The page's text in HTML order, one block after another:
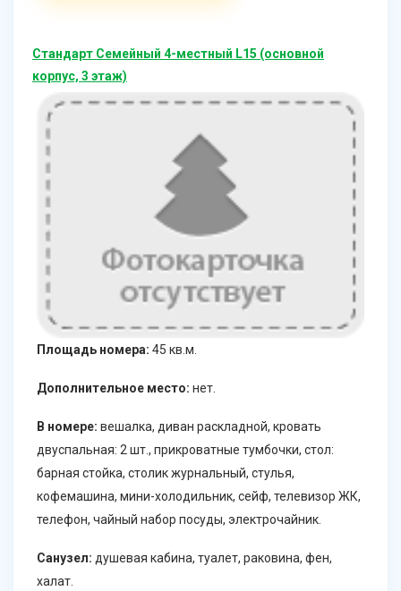
Стандарт Семейный 4-местный L15 (основной
корпус, 3 этаж)
Площадь номера: 45 кв.м.
Дополнительное место: нет.
В номере: вешалка, диван раскладной, кровать
двуспальная: 2 шт., прикроватные тумбочки, стол:
барная стойка, столик журнальный, стулья,
кофемашина, мини-холодильник, сейф, телевизор ЖК,
телефон, чайный набор посуды, электрочайник.
Санузел: душевая кабина, туалет, раковина, фен,
халат.